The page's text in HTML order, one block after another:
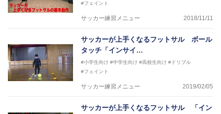
#フェイント
サッカー練習メニュー 2018/11/11
サッカーが上手くなるフットサル ボール
タッチ「インサイ…
#小学生向け #中学生向け #高校生向け #ドリブル
#フェイント
サッカー練習メニュー 2019/02/05
サッカーが上手くなるフットサル 「イン